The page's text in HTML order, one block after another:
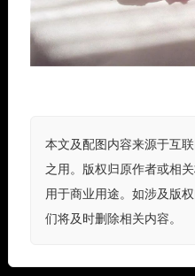
本文及配图内容来源于互
之用。版权归原作者或相
用于商业用途。如涉及版
们将及时删除相关内容。